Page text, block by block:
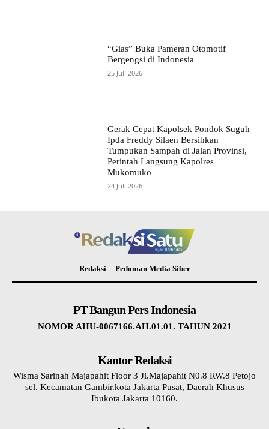
“Gias” Buka Pameran Otomotif
Bergengsi di Indonesia
25 Juli 2026
Gerak Cepat Kapolsek Pondok Suguh
Ipda Freddy Silaen Bersihkan
Tumpukan Sampah di Jalan Provinsi,
Perintah Langsung Kapolres
Mukomuko
24 Juli 2026
Redaksi Pedoman Media Siber
PT Bangun Pers Indonesia
NOMOR AHU-0067166.AH.01.01. TAHUN 2021
Kantor Redaksi
Wisma Sarinah Majapahit Floor 3 Jl.Majapahit N0.8 RW.8 Petojo
sel. Kecamatan Gambir.kota Jakarta Pusat, Daerah Khusus
Ibukota Jakarta 10160.